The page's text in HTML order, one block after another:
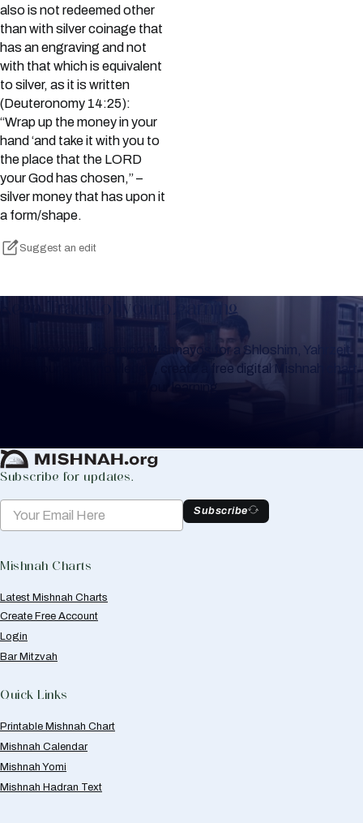
also is not redeemed other
than with silver coinage that
has an engraving and not
with that which is equivalent
to silver, as it is written
(Deuteronomy 14:25):
“Wrap up the money in your
hand ‘and take it with you to
the place that the LORD
your God has chosen,” –
silver money that has upon it
a form/shape.
Suggest an edit
Keep Track of your Learning
Whether you are learning Mishnayos for a Shloshim, Yahrzeit
or for your own knowledge, create a free digital Mishnah chart
to help you keep track of your learning.
Subscribe for updates.
Subscribe
Mishnah Charts
Latest Mishnah Charts
Create Free Account
Login
Bar Mitzvah
Quick Links
Printable Mishnah Chart
Mishnah Calendar
Mishnah Yomi
Mishnah Hadran Text